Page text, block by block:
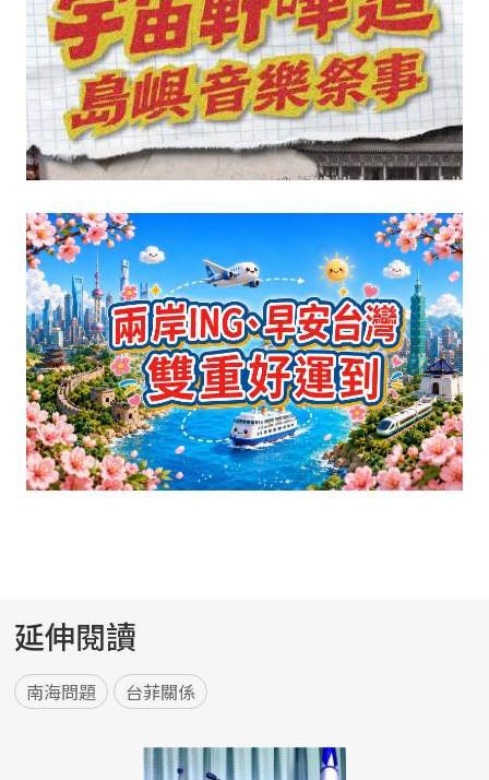
延伸閱讀
南海問題 台菲關係